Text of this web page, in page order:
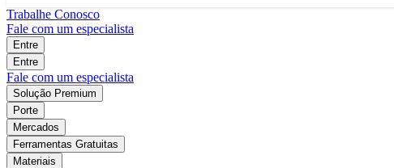
Trabalhe Conosco
Fale com um especialista
Entre
Entre
Fale com um especialista
Solução Premium
Porte
Mercados
Ferramentas Gratuitas
Materiais